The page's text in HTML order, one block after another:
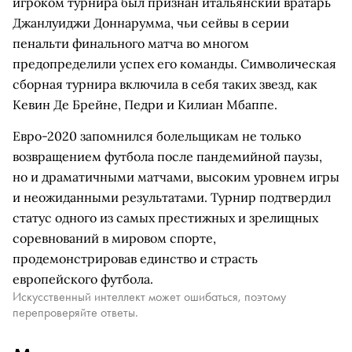
Джанлуиджи Доннарумма, чьи сейвы в серии
пенальти финального матча во многом
предопределили успех его команды. Символическая
сборная турнира включила в себя таких звезд, как
Кевин Де Брейне, Педри и Килиан Мбаппе.
Евро-2020 запомнился болельщикам не только
возвращением футбола после пандемийной паузы,
но и драматичными матчами, высоким уровнем игры
и неожиданными результатами. Турнир подтвердил
статус одного из самых престижных и зрелищных
соревнований в мировом спорте,
продемонстрировав единство и страсть
европейского футбола.
Искусственный интеллект может ошибаться, поэтому
перепроверяйте ответы.